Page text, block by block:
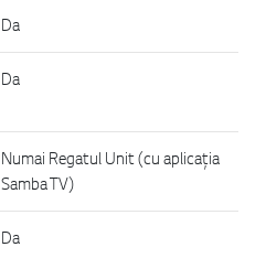
Da
Da
Numai Regatul Unit (cu aplicația
Samba TV)
Da